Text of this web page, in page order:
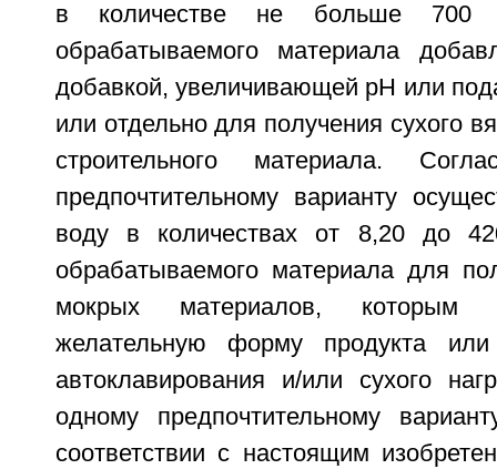
в количестве не больше 700
обрабатываемого материала
добавкой, увеличивающей рН или
или отдельно для получения сухого
строительного материала.
предпочтительному варианту
воду в количествах от 8,20 до
обрабатываемого материала для
мокрых материалов, которым
желательную форму продукта
автоклавирования и/или сухого
одному предпочтительному
соответствии с настоящим